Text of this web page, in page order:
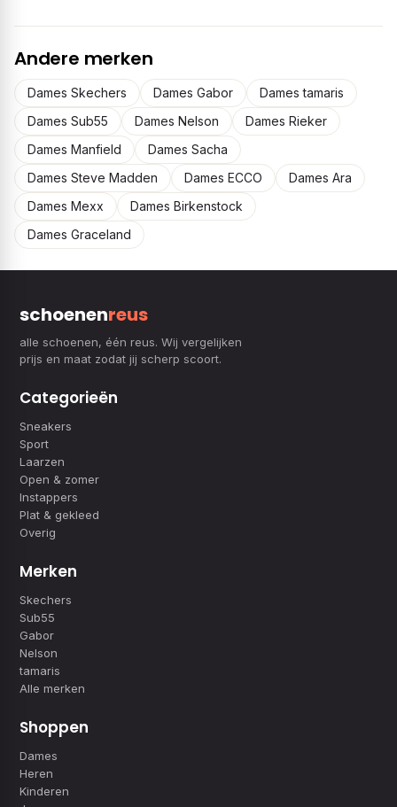
Andere merken
Dames Skechers Dames Gabor
Dames tamaris
Dames Sub55
Dames Nelson
Dames Rieker
Dames Manfield
Dames Sacha
Dames Steve Madden
Dames ECCO
Dames Ara
Dames Mexx
Dames Birkenstock
Dames Graceland
schoenenreus
alle schoenen, één reus. Wij vergelijken
prijs en maat zodat jij scherp scoort.
Categorieën
Sneakers
Sport
Laarzen
Open & zomer
Instappers
Plat & gekleed
Overig
Merken
Skechers
Sub55
Gabor
Nelson
tamaris
Alle merken
Shoppen
Dames
Heren
Kinderen